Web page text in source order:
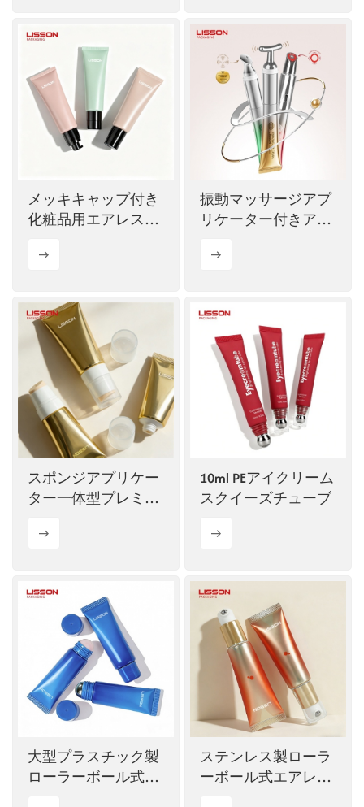
メッキキャップ付き
化粧品用エアレスポ
振動マッサージアプ
リケーター付きアイ
スポンジアプリケー
ター一体型プレミア
ューブ
10ml PEアイクリーム
スクイーズチューブ
大型プラスチック製
ローラーボール式ス
ステンレス製ローラ
ーボール式エアレス